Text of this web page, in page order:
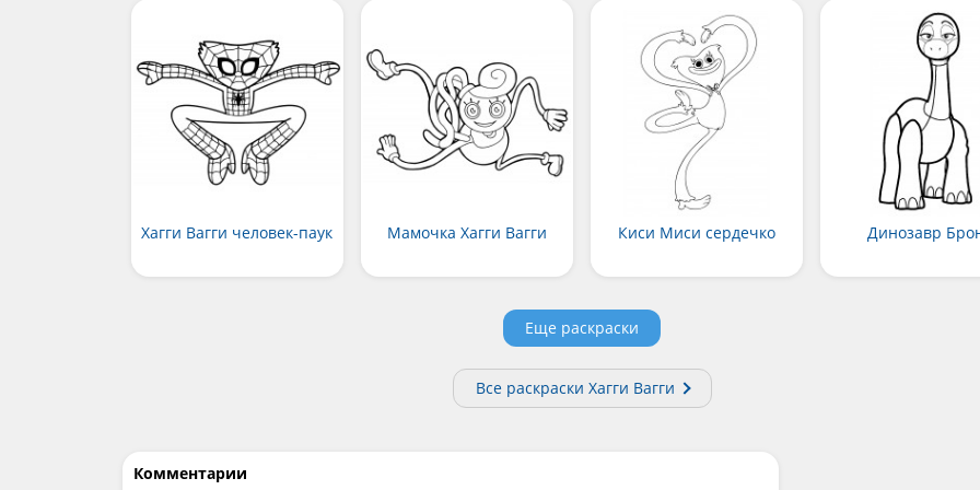
Хагги Вагги человек-паук Мамочка Хагги Вагги Киси Миси сердечко Динозавр
Еще раскраски
Все раскраски Хагги Вагги
Комментарии